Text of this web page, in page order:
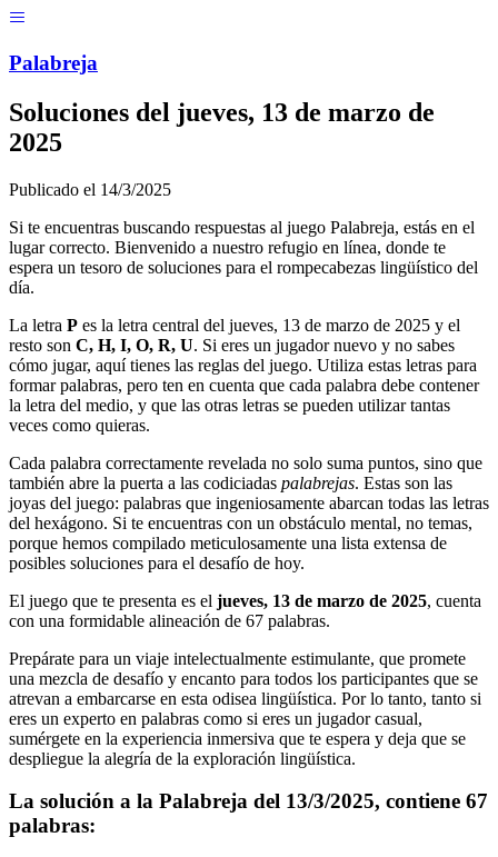
Palabreja
Soluciones del jueves, 13 de marzo de
2025
Publicado el 14/3/2025
Si te encuentras buscando respuestas al juego Palabreja, estás en el
lugar correcto. Bienvenido a nuestro refugio en línea, donde te
espera un tesoro de soluciones para el rompecabezas lingüístico del
día.
La letra P es la letra central del jueves, 13 de marzo de 2025 y el
resto son C, H, I, O, R, U. Si eres un jugador nuevo y no sabes
cómo jugar, aquí tienes las reglas del juego. Utiliza estas letras para
formar palabras, pero ten en cuenta que cada palabra debe contener
la letra del medio, y que las otras letras se pueden utilizar tantas
veces como quieras.
Cada palabra correctamente revelada no solo suma puntos, sino que
también abre la puerta a las codiciadas palabrejas. Estas son las
joyas del juego: palabras que ingeniosamente abarcan todas las letras
del hexágono. Si te encuentras con un obstáculo mental, no temas,
porque hemos compilado meticulosamente una lista extensa de
posibles soluciones para el desafío de hoy.
El juego que te presenta es el jueves, 13 de marzo de 2025, cuenta
con una formidable alineación de 67 palabras.
Prepárate para un viaje intelectualmente estimulante, que promete
una mezcla de desafío y encanto para todos los participantes que se
atrevan a embarcarse en esta odisea lingüística. Por lo tanto, tanto si
eres un experto en palabras como si eres un jugador casual,
sumérgete en la experiencia inmersiva que te espera y deja que se
despliegue la alegría de la exploración lingüística.
La solución a la Palabreja del 13/3/2025, contiene 67
palabras: